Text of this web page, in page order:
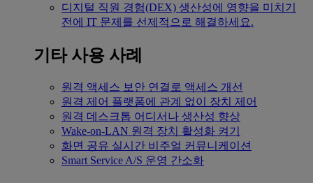
디지털 직원 경험(DEX) 생산성에 영향을 미치기
전에 IT 문제를 선제적으로 해결하세요.
기타 사용 사례
원격 액세스 보안 연결로 액세스 개선
원격 제어 플랫폼에 관계 없이 장치 제어
원격 데스크톱 어디서나 생산성 향상
Wake-on-LAN 원격 장치 활성화 켜기
화면 공유 실시간 비주얼 커뮤니케이션
Smart Service A/S 운영 간소화